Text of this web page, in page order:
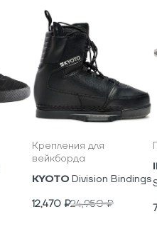
Крепления для
вейкборда
KYOTO Division Bindings
12,470 ₽24,950₽